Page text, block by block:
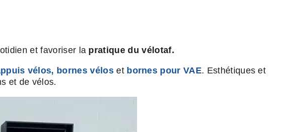
et favoriser la pratique du vélotaf.
vélos, bornes véloset bornes pour VAE. Esthétiques et
et de vélos.